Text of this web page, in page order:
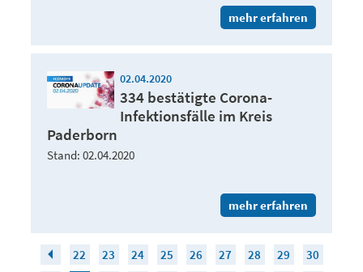
mehr erfahren
02.04.2020
334 bestätigte Corona-
Infektionsfälle im Kreis
Paderborn
Stand: 02.04.2020
mehr erfahren
22 23 24 25 26 27 28 29
30